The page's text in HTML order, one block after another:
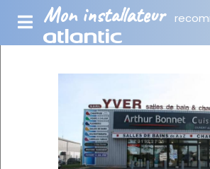
Mon installateur